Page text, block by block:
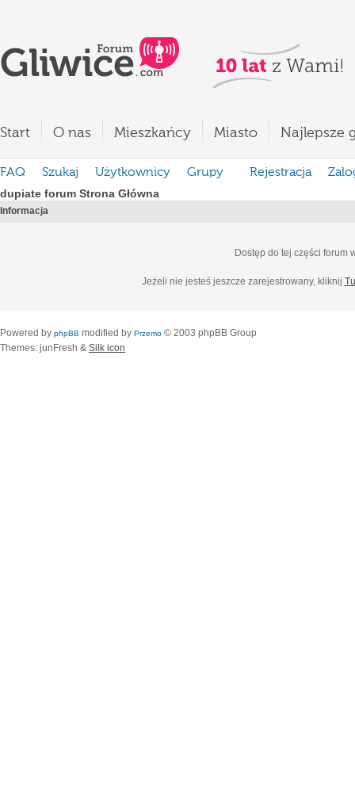
Start O nas Mieszkańcy Miasto Najlepsze
FAQ Szukaj Użytkownicy Grupy Rejestracja
dupiate forum Strona Główna
Informacja
Dostęp do tej części forum
Jeżeli nie jesteś jeszcze zarejestrowany, kliknij
Powered by phpBB modified by Przemo © 2003 phpBB Group
Themes: junFresh & Silk icon